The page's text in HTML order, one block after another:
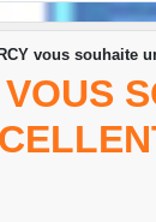
vous souhaite